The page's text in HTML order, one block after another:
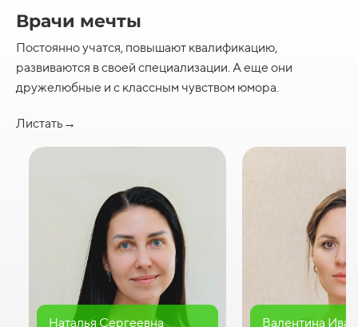
Врачи мечты
Постоянно учатся, повышают квалификацию,
развиваются в своей специализации. А еще они
дружелюбные и с классным чувством юмора.
Листать→
Наталья Сергеевна Валентина